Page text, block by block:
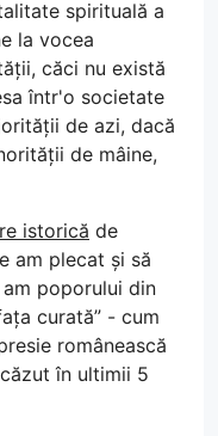
spirituală a
la vocea
căci nu există
într'o societate
de azi, dacă
de mâine,
istorică de
am plecat și să
poporului din
curată” - cum
românească
în ultimii 5